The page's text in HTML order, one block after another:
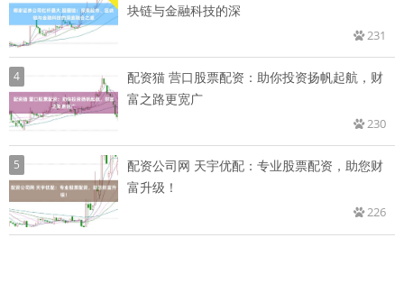
块链与金融科技的深
231
4
配资猫 营口股票配资：助你投资扬帆起航，财
富之路更宽广
230
5
配资公司网 天宇优配：专业股票配资，助您财
富升级！
226